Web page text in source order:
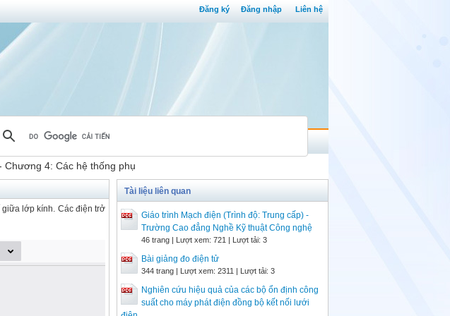
Đăng ký Đăng nhập Liên hệ
Chương 4: Các hệ thống phụ
lớp kính. Các điện trở
Tài liệu liên quan
Giáo trình Mạch điện (Trình độ: Trung cấp) -
Trường Cao đẳng Nghề Kỹ thuật Công nghệ
46 trang | Lượt xem: 721 | Lượt tải: 3
Bài giảng đo điện tử
344 trang | Lượt xem: 2311 | Lượt tải: 3
Nghiên cứu hiệu quả của các bộ ổn định công
suất cho máy phát điện đồng bộ kết nối lưới